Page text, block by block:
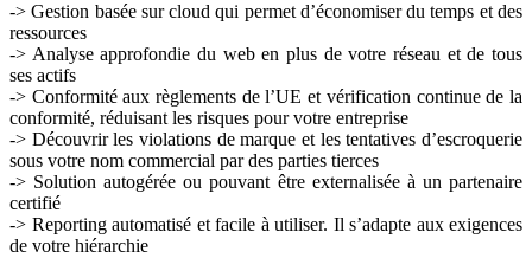
-> Gestion basée sur cloud qui permet d’économiser du temps et des
ressources
-> Analyse approfondie du web en plus de votre réseau et de tous
ses actifs
-> Conformité aux règlements de l’UE et vérification continue de la
conformité, réduisant les risques pour votre entreprise
-> Découvrir les violations de marque et les tentatives d’escroquerie
sous votre nom commercial par des parties tierces
-> Solution autogérée ou pouvant être externalisée à un partenaire
certifié
-> Reporting automatisé et facile à utiliser. Il s’adapte aux exigences
de votre hiérarchie